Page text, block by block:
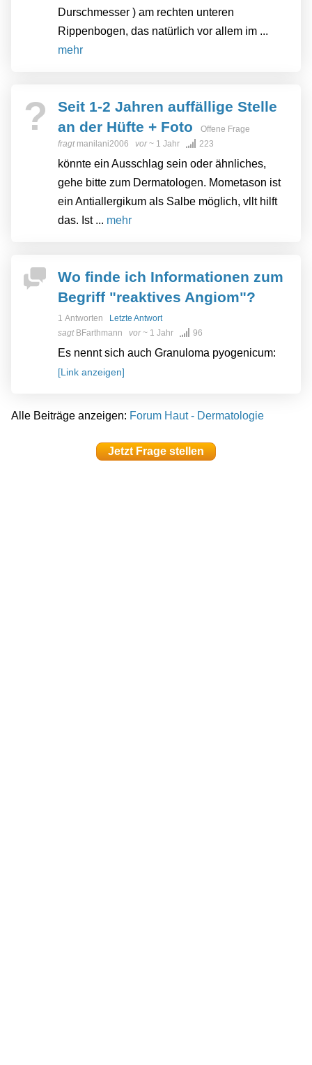
Durschmesser ) am rechten unteren
Rippenbogen, das natürlich vor allem im ...
mehr
?
Seit 1-2 Jahren auffällige Stelle
an der Hüfte + Foto
Offene Frage
fragt manilani2006 vor~ 1 Jahr 223
könnte ein Ausschlag sein oder ähnliches,
gehe bitte zum Dermatologen. Mometason ist
ein Antiallergikum als Salbe möglich, vllt hilft
das. Ist ... mehr
Wo finde ich Informationen zum
Begriff "reaktives Angiom"?
1 Antworten
Letzte Antwort
sagt BFarthmann vor~ 1 Jahr 96
Es nennt sich auch Granuloma pyogenicum:
[Link anzeigen]
Alle Beiträge anzeigen: Forum Haut - Dermatologie
Jetzt Frage stellen